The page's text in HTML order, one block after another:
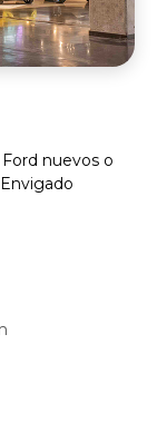
nuevos o